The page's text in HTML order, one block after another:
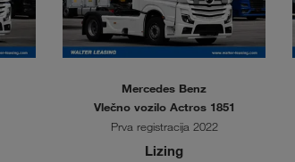
Mercedes Benz
Vlečno vozilo Actros 1851
Prva registracija 2022
Lizing